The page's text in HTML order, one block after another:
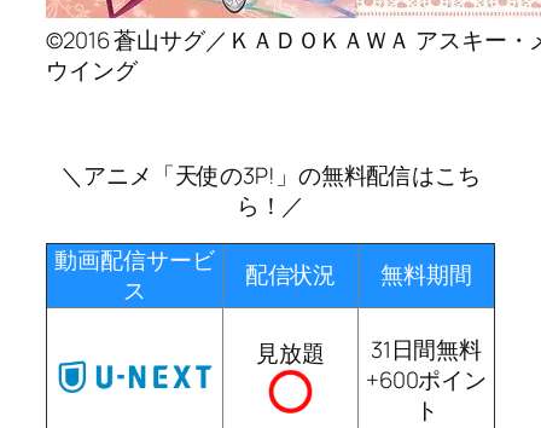
©2016 蒼山サグ／ＫＡＤＯＫＡＷＡ アスキー
ウイング
＼アニメ「天使の3P!」の無料配信はこち
ら！／
動画配信サービ
ス
配信状況 無料期間
見放題
31日間無料
+600ポイン
ト